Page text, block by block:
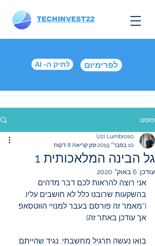
TECHINVEST22
AI -לתיק ה לפרימיום
פוסט
גל הבינה המלאכותית 1
Uzi Lumbroso
10 בפבר׳ 2019
זמן קריאה 8 דקות
עודכן: 6 באוק׳ 2020
אני רוצה להראות לכם דבר מדהים
בהשקעות שרובנו כלל לא חושבים עליו.
(*מאמר זה פורסם בעבר למנויי הווטסאפ
אך עודכן באתר זה)
בואו נעשה תרגיל מחשבתי. נגיד שהייתם